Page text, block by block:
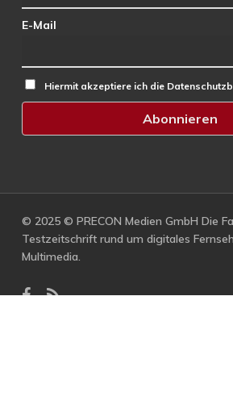
E-Mail
Hiermit akzeptiere ich die
© 2025 © PRECON Medien GmbH Die
Testzeitschrift rund um digitales
Multimedia.
facebook
RSS